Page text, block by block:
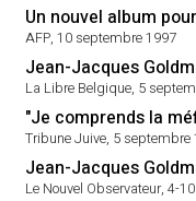
Un nouvel album
AFP, 10 septembre 1997
Jean-Jacques
La Libre Belgique, 5
"Je comprends la
Tribune Juive, 5 septembre
Jean-Jacques
Le Nouvel Observateur, 4-